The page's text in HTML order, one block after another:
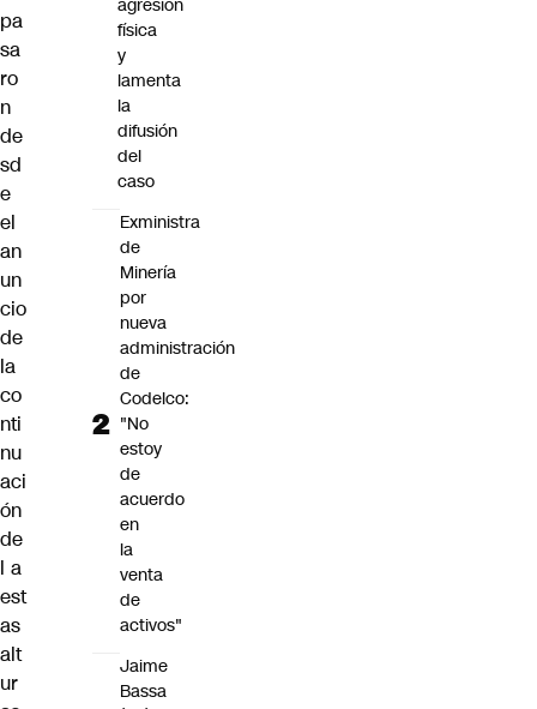
pa
sa
ro
n
de
sd
e
el
an
un
cio
de
la
co
nti
nu
aci
ón
de
l a
est
as
alt
ur
agresión
física
y
lamenta
la
difusión
del
caso
Exministra
de
Minería
por
nueva
administración
de
Codelco:
"No
estoy
de
acuerdo
en
la
venta
de
activos"
Jaime
Bassa